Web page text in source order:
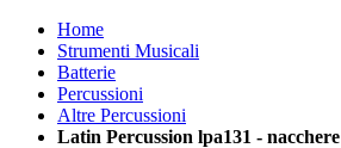
Home
Strumenti Musicali
Batterie
Percussioni
Altre Percussioni
Latin Percussion lpa131 - nacchere